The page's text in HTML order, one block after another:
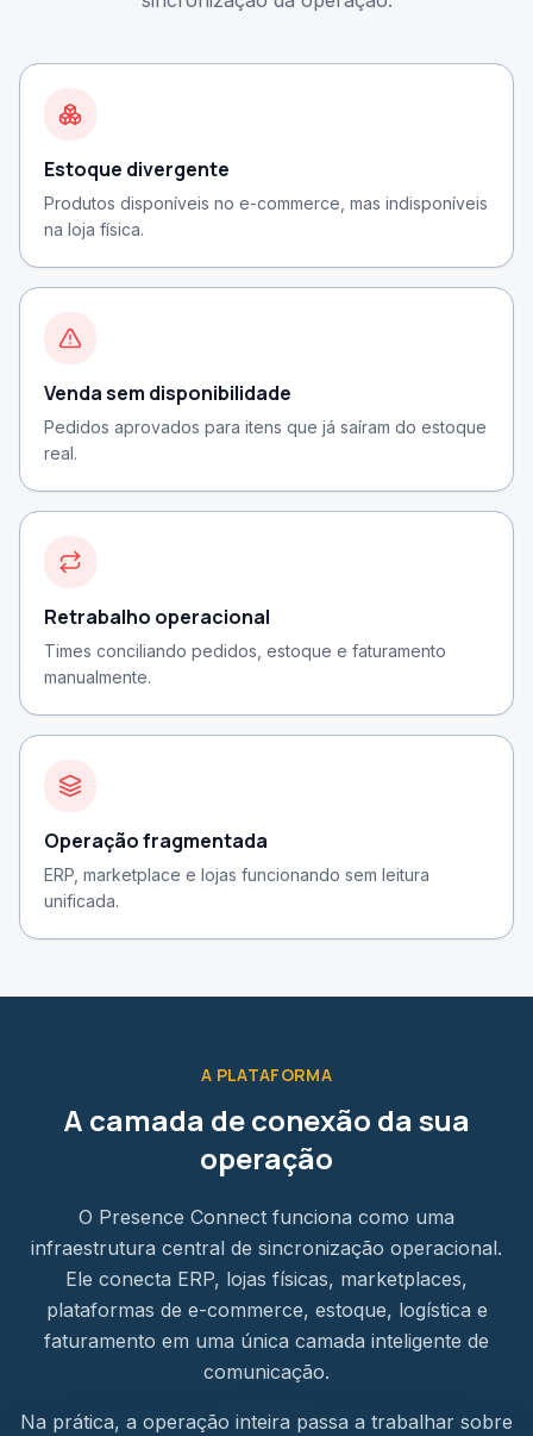
Estoque divergente
Produtos disponíveis no e-commerce, mas indisponíveis
na loja física.
Venda sem disponibilidade
Pedidos aprovados para itens que já saíram do estoque
real.
Retrabalho operacional
Times conciliando pedidos, estoque e faturamento
manualmente.
Operação fragmentada
ERP, marketplace e lojas funcionando sem leitura
unificada.
A PLATAFORMA
A camada de conexão da sua
operação
O Presence Connect funciona como uma
infraestrutura central de sincronização operacional.
Ele conecta ERP, lojas físicas, marketplaces,
plataformas de e-commerce, estoque, logística e
faturamento em uma única camada inteligente de
comunicação.
Na prática, a operação inteira passa a trabalhar sobre